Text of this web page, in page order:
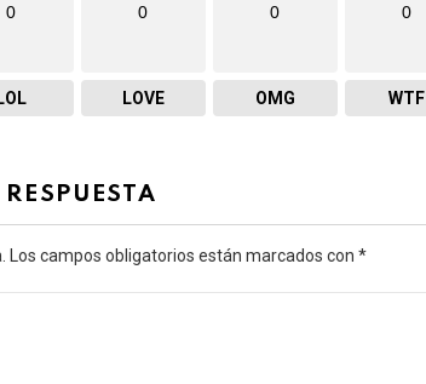
0 0
LOVE
0
OMG
0
WTF
Los campos obligatorios están marcados con *